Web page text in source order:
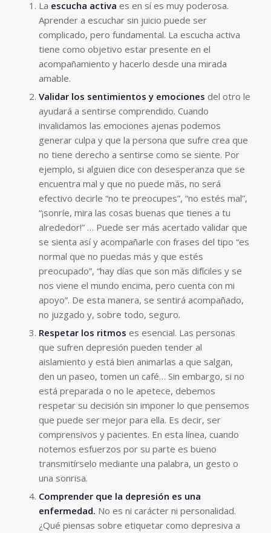
La escucha activa es en sí es muy poderosa.
Aprender a escuchar sin juicio puede ser
complicado, pero fundamental. La escucha activa
tiene como objetivo estar presente en el
acompañamiento y hacerlo desde una mirada
amable.
Validar los sentimientos y emociones del otro le
ayudará a sentirse comprendido. Cuando
invalidamos las emociones ajenas podemos
generar culpa y que la persona que sufre crea que
no tiene derecho a sentirse como se siente. Por
ejemplo, si alguien dice con desesperanza que se
encuentra mal y que no puede más, no será
efectivo decirle “no te preocupes”, “no estés mal”,
“¡sonríe, mira las cosas buenas que tienes a tu
alrededor!” … Puede ser más acertado validar que
se sienta así y acompañarle con frases del tipo “es
normal que no puedas más y que estés
preocupado”, “hay días que son más difíciles y se
nos viene el mundo encima, pero cuenta con mi
apoyo”. De esta manera, se sentirá acompañado,
no juzgado y, sobre todo, seguro.
Respetar los ritmos es esencial. Las personas
que sufren depresión pueden tender al
aislamiento y está bien animarlas a que salgan,
den un paseo, tomen un café… Sin embargo, si no
está preparada o no le apetece, debemos
respetar su decisión sin imponer lo que pensemos
que puede ser mejor para ella. Es decir, ser
comprensivos y pacientes. En esta línea, cuando
notemos esfuerzos por su parte es bueno
transmitírselo mediante una palabra, un gesto o
una sonrisa.
Comprender que la depresión es una
enfermedad. No es ni carácter ni personalidad.
¿Qué piensas sobre etiquetar como depresiva a